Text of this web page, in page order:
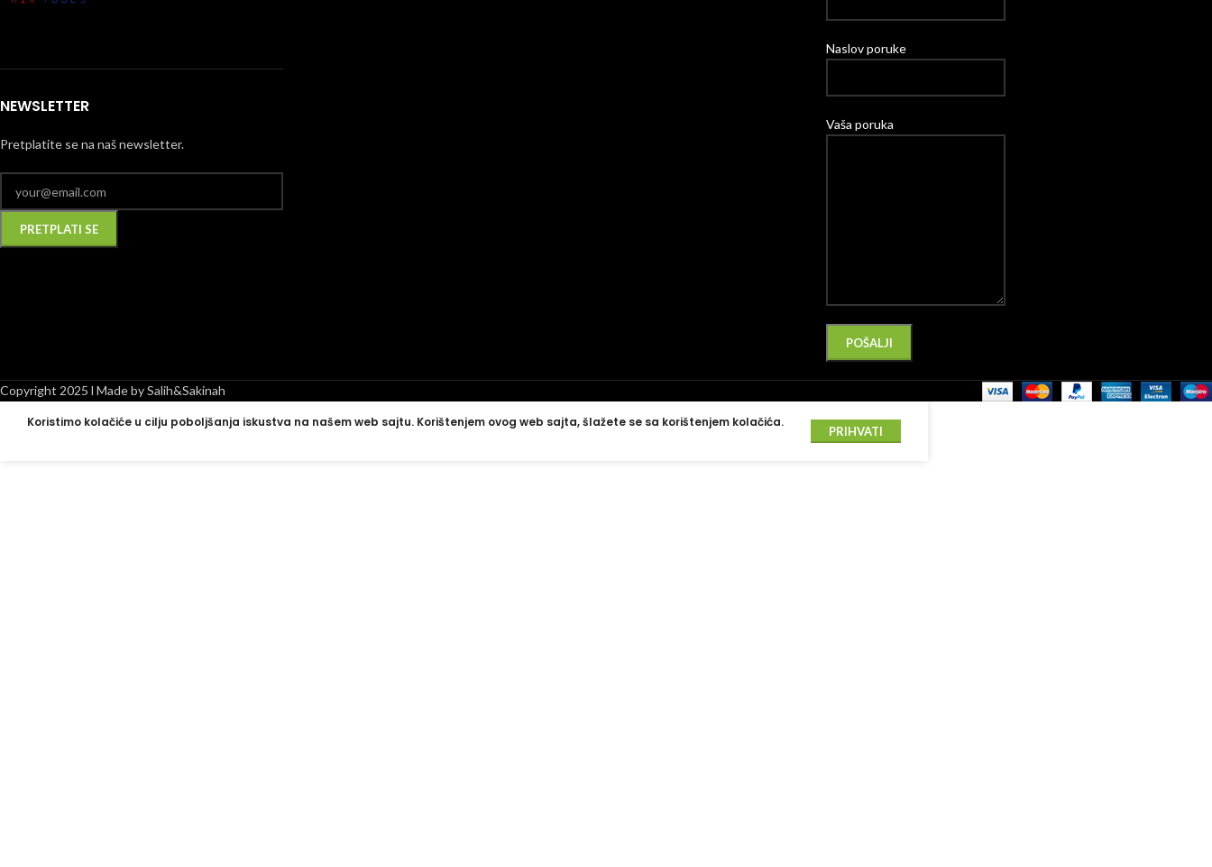
NEWSLETTER
Pretplatite se na naš newsletter.
Naslov poruke
Vaša poruka
Copyright 2025 l Made by Salih&Sakinah
Koristimo kolačiće u cilju poboljšanja iskustva na našem web sajtu. Korištenjem ovog web sajta, šlažete se sa korištenjem kolačića.
PRIHVATI